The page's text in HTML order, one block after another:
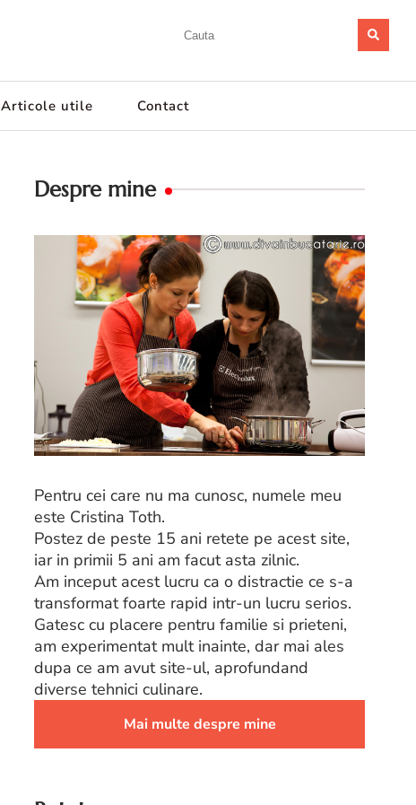
Articole utile Contact
Despre mine
Pentru cei care nu ma cunosc, numele meu
este Cristina Toth.
Postez de peste 15 ani retete pe acest site,
iar in primii 5 ani am facut asta zilnic.
Am inceput acest lucru ca o distractie ce s-a
transformat foarte rapid intr-un lucru serios.
Gatesc cu placere pentru familie si prieteni,
am experimentat mult inainte, dar mai ales
dupa ce am avut site-ul, aprofundand
diverse tehnici culinare.
Mai multe despre mine